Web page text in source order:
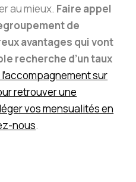
au mieux. Faire appel
de
avantages qui vont
recherche d’un taux
sur
retrouver une
vos mensualités en
nous.